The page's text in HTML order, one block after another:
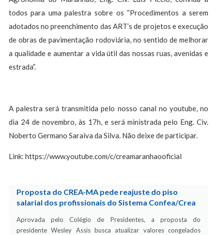
todos para uma palestra sobre os “Procedimentos a serem
adotados no preenchimento das ART’s de projetos e execução
de obras de pavimentação rodoviária, no sentido de melhorar
a qualidade e aumentar a vida útil das nossas ruas, avenidas e
estrada”.
A palestra será transmitida pelo nosso canal no youtube, no
dia 24 de novembro, às 17h, e será ministrada pelo Eng. Civ.
Noberto Germano Saraiva da Silva. Não deixe de participar.
Link: https://www.youtube.com/c/creamaranhaooficial
Proposta do CREA-MA pede reajuste do piso
salarial dos profissionais do Sistema Confea/Crea
Aprovada pelo Colégio de Presidentes, a proposta do
presidente Wesley Assis busca atualizar valores congelados